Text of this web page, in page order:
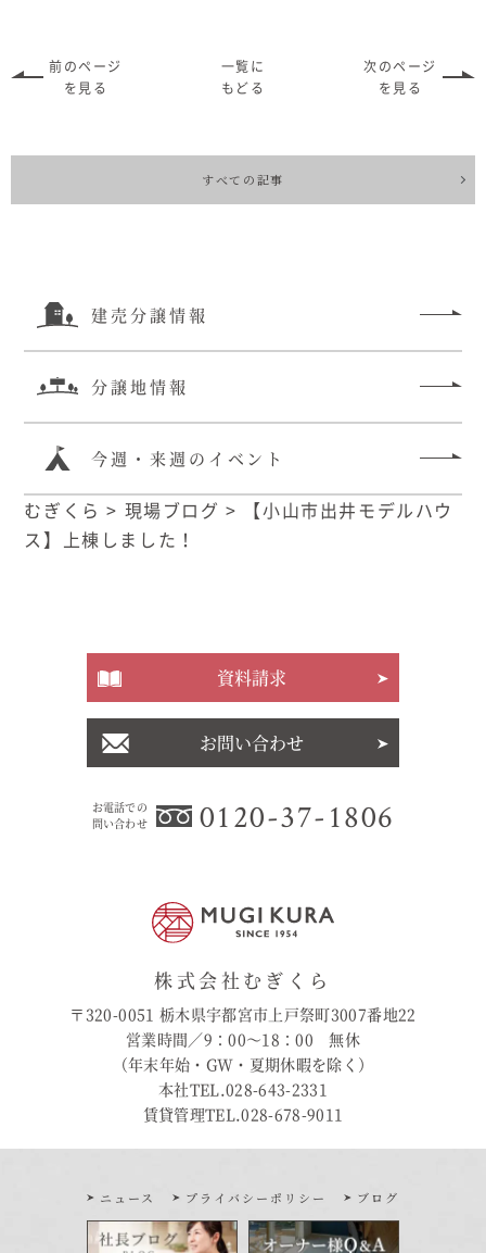
前のページ
を見る
一覧に
もどる
次のページ
を見る
すべての記事
建売分譲情報
分譲地情報
今週・来週のイベント
むぎくら > 現場ブログ >
【小山市出井モデルハウ
ス】上棟しました！
お電話での
問い合わせ
0120-37-1806
資料請求
お問い合わせ
株式会社むぎくら
〒320-0051 栃木県宇都宮市上戸祭町3007番地22
営業時間／9：00〜18：00 無休
（年末年始・GW・夏期休暇を除く）
本社TEL.028-643-2331
賃貸管理TEL.028-678-9011
ニュース プライバシーポリシー ブログ